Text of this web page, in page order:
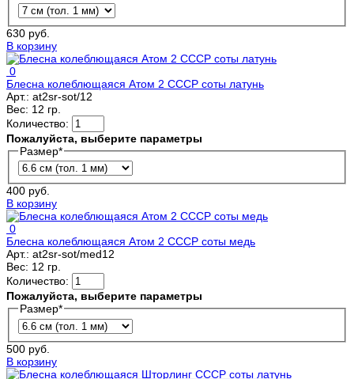
630 руб.
В корзину
0
Блесна колеблющаяся Атом 2 СССР соты латунь
Арт.: at2sr-sot/12
Вес: 12 гр.
Количество:
Пожалуйста, выберите параметры
Размер*
400 руб.
В корзину
0
Блесна колеблющаяся Атом 2 СССР соты медь
Арт.: at2sr-sot/med12
Вес: 12 гр.
Количество:
Пожалуйста, выберите параметры
Размер*
500 руб.
В корзину